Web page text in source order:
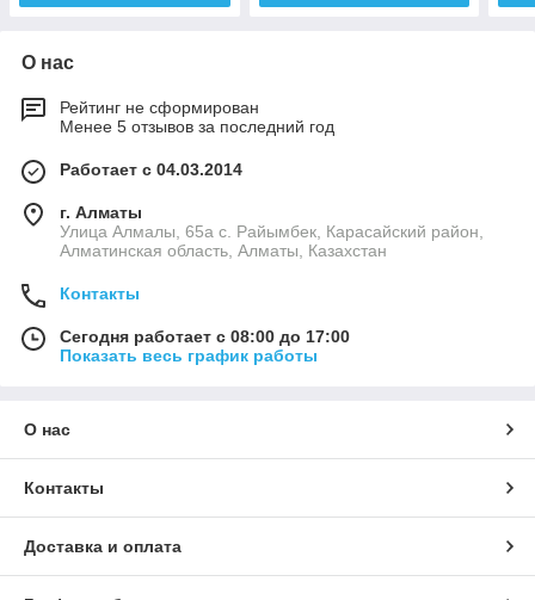
О нас
Рейтинг не сформирован
Менее 5 отзывов за последний год
Работает с 04.03.2014
г. Алматы
Улица Алмалы, 65а ​с. Райымбек, Карасайский район,
Алматинская область, Алматы, Казахстан
Контакты
Сегодня работает с 08:00 до 17:00
Показать весь график работы
О нас
Контакты
Доставка и оплата